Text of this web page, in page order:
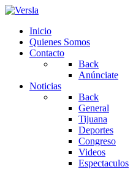
Inicio
Quienes Somos
Contacto
Back
Anúnciate
Noticias
Back
General
Tijuana
Deportes
Congreso
Videos
Espectaculos